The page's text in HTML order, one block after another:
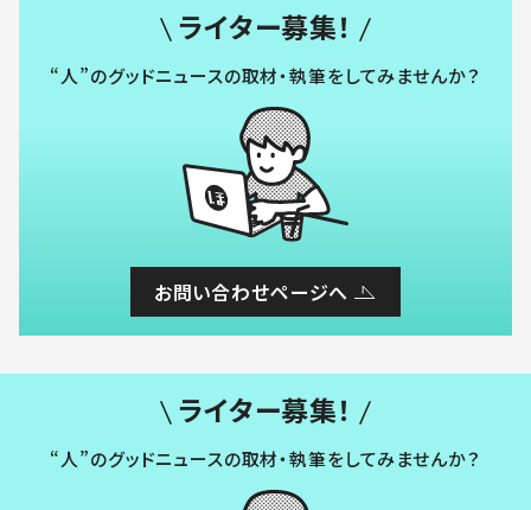
ライター募集！
“人”のグッドニュースの取材・執筆をしてみませんか？
お問い合わせページへ
ライター募集！
“人”のグッドニュースの取材・執筆をしてみませんか？